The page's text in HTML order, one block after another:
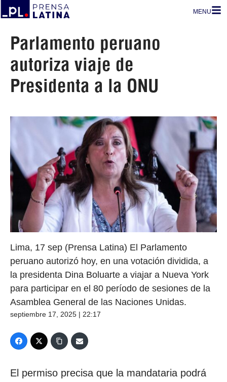
MENU
Parlamento peruano
autoriza viaje de
Presidenta a la ONU
Lima, 17 sep (Prensa Latina) El Parlamento
peruano autorizó hoy, en una votación dividida, a
la presidenta Dina Boluarte a viajar a Nueva York
para participar en el 80 período de sesiones de la
Asamblea General de las Naciones Unidas.
septiembre 17, 2025 | 22:17
El permiso precisa que la mandataria podrá